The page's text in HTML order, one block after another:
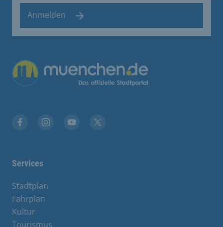
Anmelden
Übergreifende Links
Services
Stadtplan
Fahrplan
Kultur
Tourismus